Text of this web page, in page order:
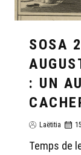
SOSA
: UN
Laëtitia
Temps de